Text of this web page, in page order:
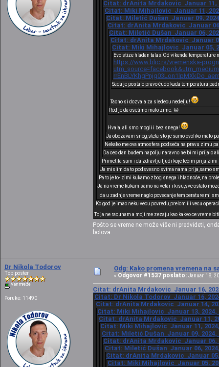
Citat: drAnita Mrdakovic Januar 11,
Citat: Miki Mihajlovic Januar 11,
Citat: Miletić Dušan Januar 09,
Citat: drAnita Mrdakovic Januar 06,
Citat: Miletić Dušan Januar 06,
Citat: drAnita Mrdakovic Januar
Citat: Miki Mihajlovic Januar 05,
Evo stize hladan talas.Od vikenda
https://www.blic.rs/vremenska-
Sada je postalo pravo čudo kada temperatura
Tacno si dozvala za sledecu nedelju!
Red je da osetimo malo zime. 😁
Hvala, ali smo mogli i bez snega!
Ja obozavam sneg,steta sto je samo ovoliko malo
Nekako me ova atmosfera podseća na pravu zimu
Da ceo dan budem napolju naravno ne bi mi prijalo
Primetila sam i da zdravlju ljudi koje lečim prija zimi
Ja mislim da to podsvesno svima nama prija,samo
Pa to je to- zimi kukamo zbog snega i hladnoće, na
Ja na vreme kukam samo na vetar i kisu,sve ostalo
I da u zadnje vreme naglo povecanje temperature mi
Ko god je imao neku vecu povredu,prelom ili vecu
To ja ne racunam a moji me zezaju kao kakvo ce vreme
Pošto se vreme ne može više ni predvideti,
bolova.
Dr Nikola Todorov
Top poster
Van mreže
Poruke: 11490
Odg: Kako promena vremena na
« Odgovor #1537 poslato: Januar 18,
Citat: drAnita Mrdakovic Januar 16,
Citat: Dr Nikola Todorov Januar 16,
Citat: drAnita Mrdakovic Januar 14,
Citat: Miki Mihajlovic Januar 13, 2024,
Citat: drAnita Mrdakovic Januar 11,
Citat: Miki Mihajlovic Januar 11,
Citat: Miletić Dušan Januar 09, 2024,
Citat: drAnita Mrdakovic Januar 06,
Citat: Miletić Dušan Januar 06,
Citat: drAnita Mrdakovic Januar 05,
Citat: Miki Mihajlovic Januar 05,